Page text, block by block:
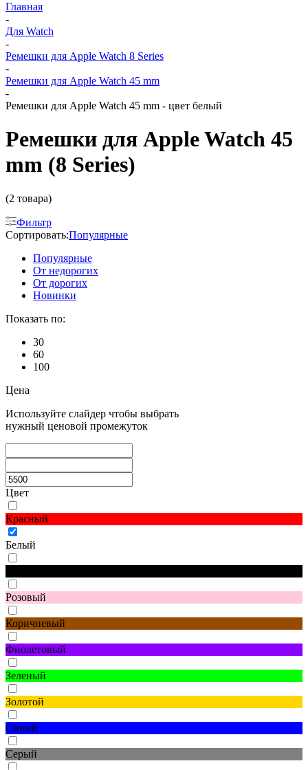
Главная
-
Для Watch
-
Ремешки для Apple Watch 8 Series
-
Ремешки для Apple Watch 45 mm
-
Ремешки для Apple Watch 45 mm - цвет белый
Ремешки для Apple Watch 45
mm (8 Series)
(2 товара)
Фильтр
Сортировать:Популярные
Популярные
От недорогих
От дорогих
Новинки
Показать по:
30
60
100
Цена
Используйте слайдер чтобы выбрать
нужный ценовой промежуток
Цвет
Красный
Белый
Розовый
Коричневый
Фиолетовый
Зеленый
Золотой
Синий
Серый